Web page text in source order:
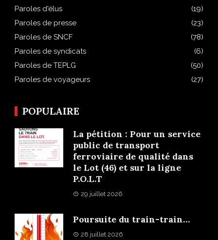
Paroles d'élus
(19)
Paroles de presse
(23)
Paroles de SNCF
(78)
Paroles de syndicats
(6)
Paroles de TEPLG
(50)
Paroles de voyageurs
(27)
POPULAIRE
La pétition : Pour un service
public de transport
ferroviaire de qualité dans
le Lot (46) et sur la ligne
P.O.L.T
29 juillet 2026
Poursuite du train-train…
28 juillet 2026